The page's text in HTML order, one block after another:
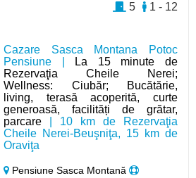
Cazare Sasca Montana Potoc
Pensiune |
La 15 minute de
Rezervaţia Cheile Nerei;
Wellness: Ciubăr; Bucătărie,
living, terasă acoperită, curte
generoasă, facilități de grătar,
parcare | 10 km de Rezervaţia
Cheile Nerei-Beuşniţa, 15 km de
Oraviţa
Pensiune Sasca Montană
1 - 12
5